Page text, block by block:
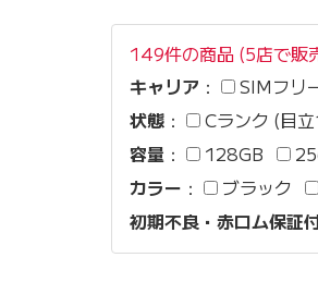
149件の商品 (5店で販
キャリア ： SIMフリ
状態 ： Cランク (目
容量 ： 128GB
カラー ： ブラック
初期不良・赤ロム保証